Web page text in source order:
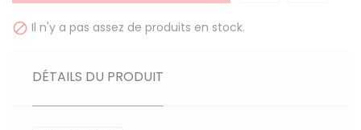
 Il n'y a pas assez de produits en stock.
DÉTAILS DU PRODUIT